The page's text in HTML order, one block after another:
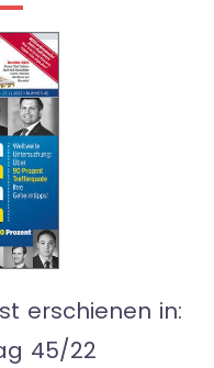
erschienen in:
45/22